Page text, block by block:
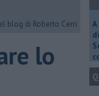
blog di Roberto Cerri
lo